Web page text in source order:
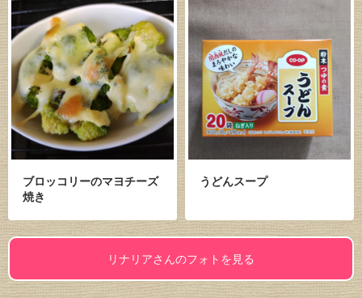
ブロッコリーのマヨチーズ
焼き
うどんスープ
リナリアさんのフォトを見る